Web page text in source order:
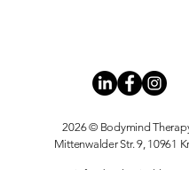
2026 © Bodymind
Mittenwalder Str. 9, 10961